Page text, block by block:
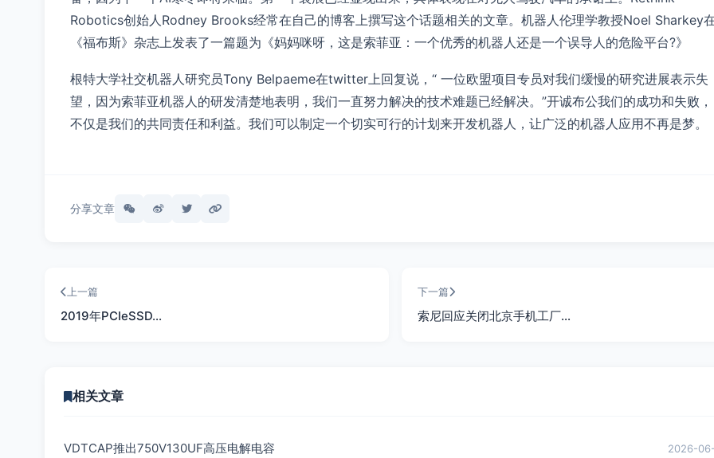
Robotics创始人Rodney Brooks经常在自己的博客上撰写这个话题相关的文章。机器人伦理学教授Noel Sharkey
《福布斯》杂志上发表了一篇题为《妈妈咪呀，这是索菲亚：一个优秀的机器人还是一个误导人的危险平台?》
根特大学社交机器人研究员Tony Belpaeme在twitter上回复说，“ 一位欧盟项目专员对我们缓慢的研究进展表示失
望，因为索菲亚机器人的研发清楚地表明，我们一直努力解决的技术难题已经解决。”开诚布公我们的成功和失败，
不仅是我们的共同责任和利益。我们可以制定一个切实可行的计划来开发机器人，让广泛的机器人应用不再是梦。
分享文章
上一篇
2019年PCIeSSD…
下一篇
索尼回应关闭北京手机工厂…
相关文章
VDTCAP推出750V130UF高压电解电容 2026-